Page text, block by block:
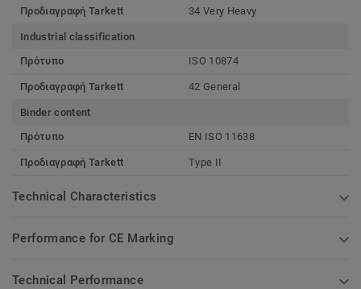
Προδιαγραφή Tarkett 34 Very Heavy
Industrial classification
Πρότυπο
ISO 10874
Προδιαγραφή Tarkett 42 General
Binder content
Πρότυπο
EN ISO 11638
Προδιαγραφή Tarkett Type II
Technical Characteristics
Performance for CE Marking
Technical Performance